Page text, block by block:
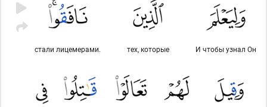
И чтобы узнал Он
тех, которые
стали лицемерами.